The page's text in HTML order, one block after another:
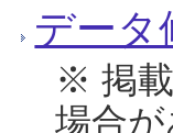
データ
※ 掲
場合